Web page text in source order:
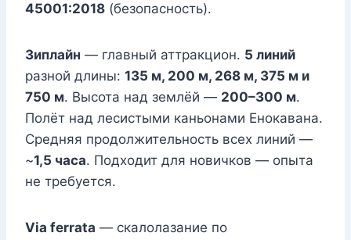
45001:2018 (безопасность).
Зиплайн — главный аттракцион. 5 линий
разной длины: 135 м, 200 м, 268 м, 375 м и
750 м. Высота над землёй — 200–300 м.
Полёт над лесистыми каньонами Енокавана.
Средняя продолжительность всех линий —
~1,5 часа. Подходит для новичков — опыта
не требуется.
Via ferrata — скалолазание по